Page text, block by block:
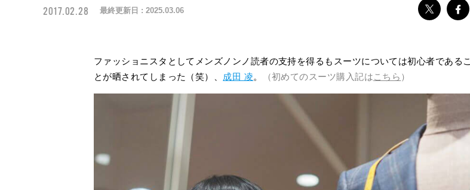
2017.02.28 最終更新日 : 2025.03.06
ファッショニスタとしてメンズノンノ読者の支持を得るもスーツについては初心者であるこ
とが晒されてしまった（笑）、 成田 凌。 （初めてのスーツ購入記はこちら ）